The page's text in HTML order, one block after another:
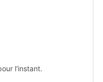
l'instant.